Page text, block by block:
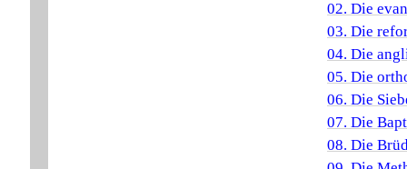
02. Die
03. Die
04. Die
05. Die
06. Die
07. Die
08. Die